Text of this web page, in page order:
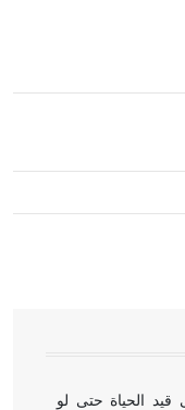
التي ارتبطت
خاصة، حيث يحرص
قيد الحياة حتى لو